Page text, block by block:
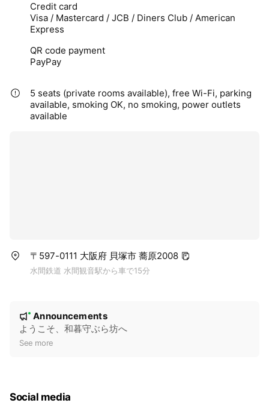
Credit card
Visa / Mastercard / JCB / Diners Club / American
Express
QR code payment
PayPay
5 seats (private rooms available), free Wi-Fi, parking
available, smoking OK, no smoking, power outlets
available
〒597-0111 大阪府 貝塚市 蕎原2008
水間鉄道 水間観音駅から車で15分
e
New
Announcements
ようこそ、和暮守ぶら坊へ
See more
Social media